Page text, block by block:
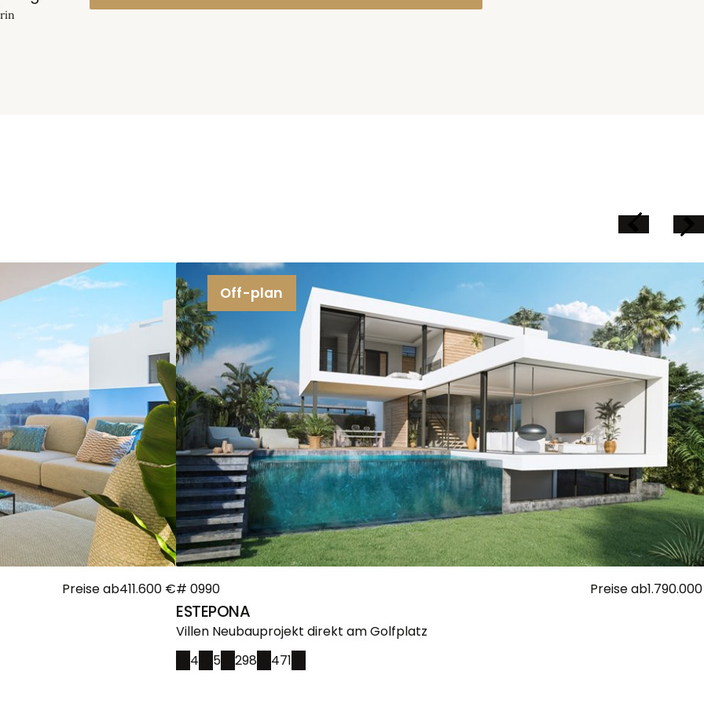
Preise ab1.790.000 €
Interesse sein könnten.